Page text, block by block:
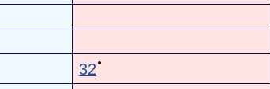
32 ●